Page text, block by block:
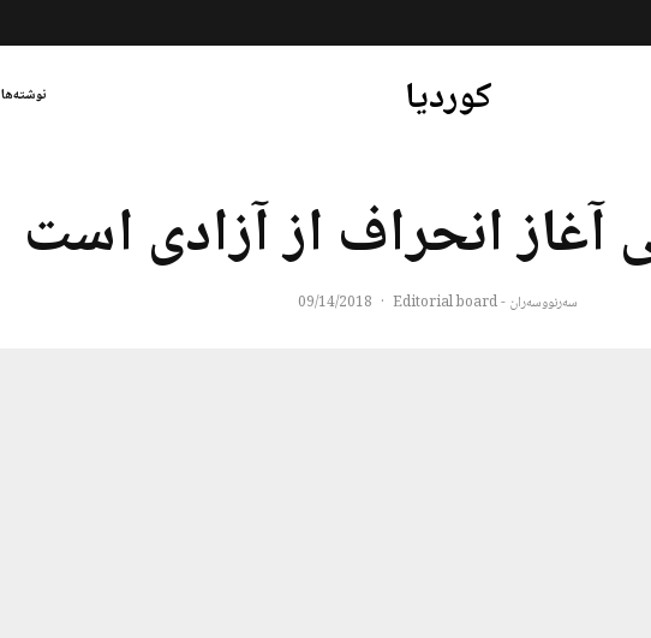
کوردیا نوشتەها
آغاز انحراف از آزادی است
سەرنووسەران - Editorial board ·
09/14/2018